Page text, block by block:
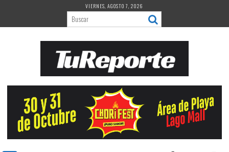
contenido
VIERNES, AGOSTO 7, 2026